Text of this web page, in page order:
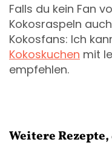
Falls du kein Fan
Kokosraspeln
Kokosfans: Ich
Kokoskuchen mit
empfehlen.
Weitere